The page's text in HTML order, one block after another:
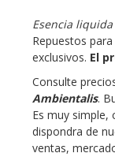
Esencia
Repuestos
exclusivos. El
Consulte
Ambientalis.
Es muy simple,
dispondra de
ventas,